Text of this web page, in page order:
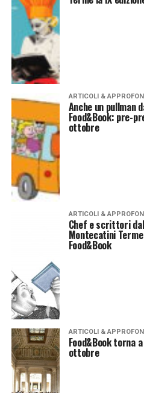
ARTICOLI &
Anche un pullman
Food&Book: pre-
ottobre
ARTICOLI &
Chef e scrittori
Montecatini
Food&Book
ARTICOLI &
Food&Book torna
ottobre